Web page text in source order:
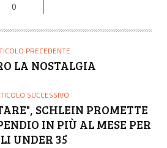
0
PRECEDENTE
LA NOSTALGIA
SUCCESSIVO
SCHLEIN PROMETTE
IN PIÙ AL MESE PER
UNDER 35